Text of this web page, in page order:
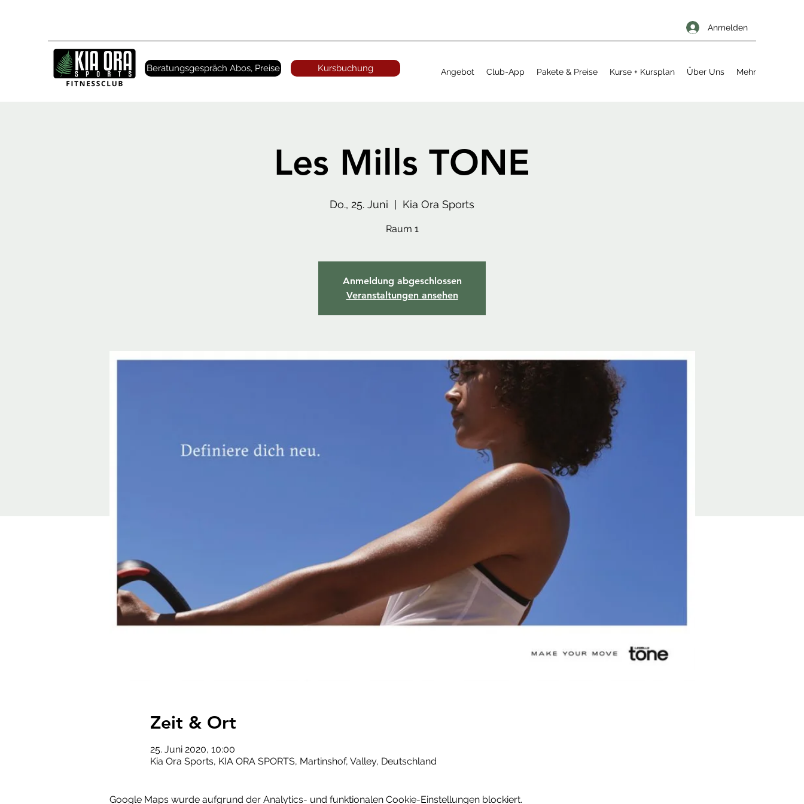
Anmelden
Beratungsgespräch Abos, Preise Kursbuchung Angebot Club-App Pakete & Preise Kurse + Kursplan Über Uns Mehr
Les Mills TONE
Do., 25. Juni Kia Ora Sports
Raum 1
Anmeldung abgeschlossen
Veranstaltungen ansehen
Zeit & Ort
25. Juni 2020, 10:00
Kia Ora Sports, KIA ORA SPORTS, Martinshof, Valley, Deutschland
Google Maps wurde aufgrund der Analytics- und funktionalen Cookie-Einstellungen blockiert.